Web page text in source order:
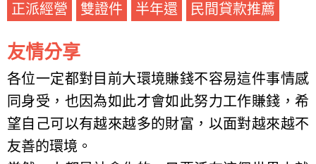
正派經營
雙證件 半年還 民間貸款推薦
友情分享
各位一定都對目前大環境賺錢不容易這件事情感
同身受，也因為如此才會如此努力工作賺錢，希
望自己可以有越來越多的財富，以面對越來越不
友善的環境。